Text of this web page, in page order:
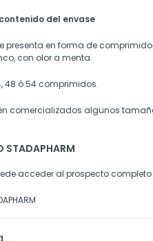
del envase
se presenta en forma de
con olor a menta.
48 ó 54 comprimidos.
comercializados algunos
acceder al prospecto completo